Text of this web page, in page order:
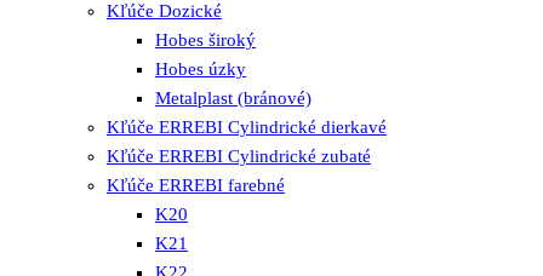
Kľúče Dozické
Hobes široký
Hobes úzky
Metalplast (bránové)
Kľúče ERREBI Cylindrické dierkavé
Kľúče ERREBI Cylindrické zubaté
Kľúče ERREBI farebné
K20
K21